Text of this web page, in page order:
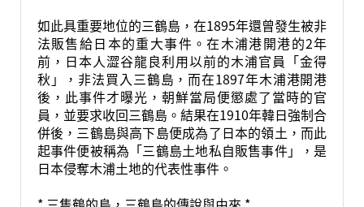
如此具重要地位的三鶴島，在1895年還曾發生被非
法販售給日本的重大事件。在木浦港開港的2年
前，日本人澀谷龍良利用以前的木浦官員「金得
秋」，非法買入三鶴島，而在1897年木浦港開港
後，此事件才曝光，朝鮮當局便懲處了當時的官
員，並要求收回三鶴島。結果在1910年韓日強制合
併後，三鶴島與高下島便成為了日本的領土，而此
起事件便被稱為「三鶴島土地私自販售事件」，是
日本侵奪木浦土地的代表性事件。